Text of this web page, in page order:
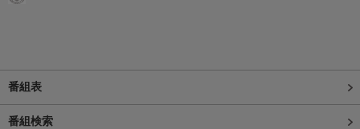
番組表
番組検索